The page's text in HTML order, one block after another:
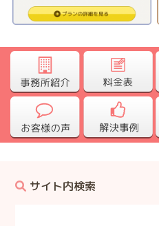
サイト内検索